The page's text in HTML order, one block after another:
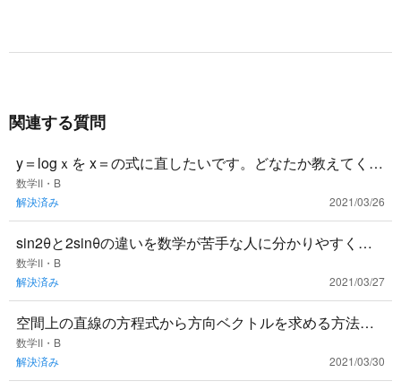
関連する質問
y＝logｘを x＝の式に直したいです。どなたか教えてくだ
さい！😥
数学Ⅱ・B
解決済み
2021/03/26
sin2θと2sinθの違いを数学が苦手な人に分かりやすく教
えてください🙏🏻
数学Ⅱ・B
解決済み
2021/03/27
空間上の直線の方程式から方向ベクトルを求める方法を
教えてください。 平面の方程式の求め方は分かります
が、空間上の直線の方
数学Ⅱ・B
解決済み
2021/03/30